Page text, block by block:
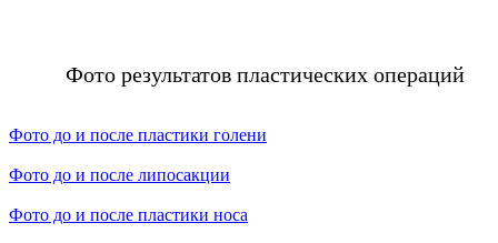
Фото результатов пластических операций
Фото до и после пластики голени
Фото до и после липосакции
Фото до и после пластики носа